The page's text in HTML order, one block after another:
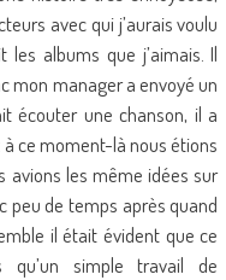
avec qui j’aurais voulu
albums que j’aimais. Il
mon manager a envoyé un
écouter une chanson, il a
ce moment-là nous étions
avions les même idées sur
peu de temps après quand
il était évident que ce
qu’un simple travail de